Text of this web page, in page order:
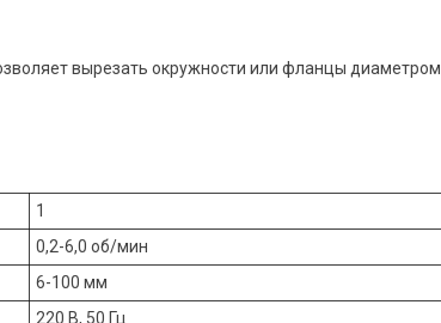
вырезать окружности или фланцы диаметром
1
0,2-6,0 об/мин
6-100 мм
220 В, 50 Гц